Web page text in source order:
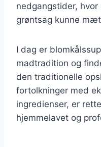
nedgangstider,
grøntsag kunne
I dag er
madtradition og
den traditionelle
fortolkninger med
ingredienser, er
hjemmelavet og